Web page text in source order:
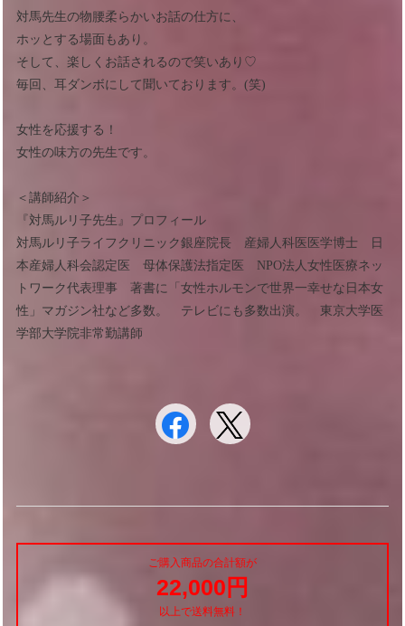
対馬先生の物腰柔らかいお話の仕方に、
ホッとする場面もあり。
そして、楽しくお話されるので笑いあり♡
毎回、耳ダンボにして聞いております。(笑)
女性を応援する！
女性の味方の先生です。
＜講師紹介＞
『対馬ルリ子先生』プロフィール
対馬ルリ子ライフクリニック銀座院長 産婦人科医医学博士 日
本産婦人科会認定医 母体保護法指定医 NPO法人女性医療ネッ
トワーク代表理事 著書に「女性ホルモンで世界一幸せな日本女
性」マガジン社など多数。 テレビにも多数出演。 東京大学医
学部大学院非常勤講師
ご購入商品の合計額が
22,000円
以上で送料無料！